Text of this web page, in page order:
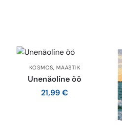
KOSMOS,MAASTIK
Unenäoline öö
21,99€